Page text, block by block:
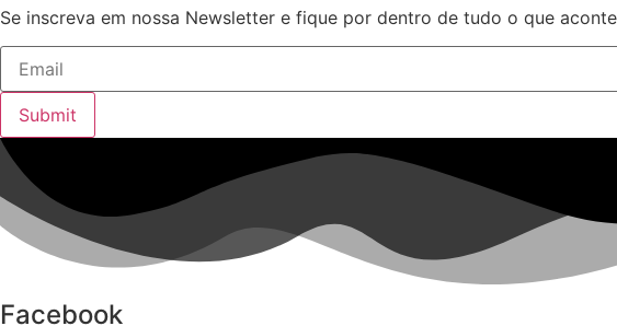
Se inscreva em nossa Newsletter e fique por dentro de tudo o que
Submit
Facebook